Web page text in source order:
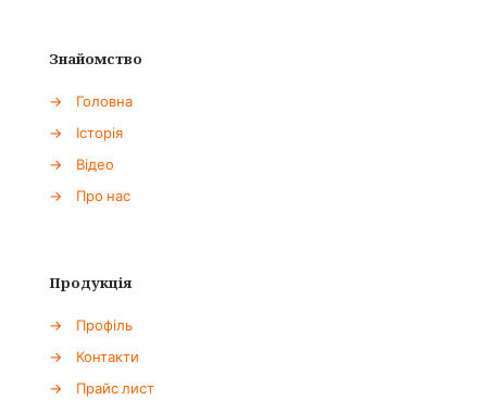
Знайомство
→
Головна
→
Історія
→
Відео
→
Про нас
Продукція
→
Профіль
→
Контакти
→
Прайс лист